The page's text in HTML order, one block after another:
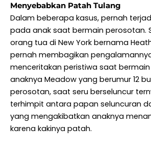
Menyebabkan Patah Tulang
Dalam beberapa kasus, pernah
pada anak saat bermain perosotan.
orang tua di New York bernama
pernah membagikan
menceritakan peristiwa saat
anaknya Meadow yang berumur 12
perosotan, saat seru berseluncur
terhimpit antara papan seluncuran
yang mengakibatkan anaknya
karena kakinya patah.